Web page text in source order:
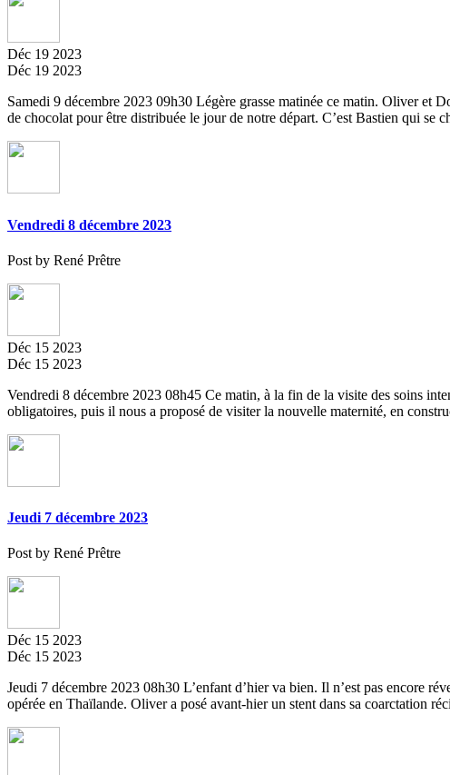
Déc 19 2023
Déc 19 2023
Samedi 9 décembre 2023 09h30 Légère grasse matinée ce matin. Oliver et
de chocolat pour être distribuée le jour de notre départ. C’est Bastien qui se
Vendredi 8 décembre 2023
Post by René Prêtre
Déc 15 2023
Déc 15 2023
Vendredi 8 décembre 2023 08h45 Ce matin, à la fin de la visite des soins
obligatoires, puis il nous a proposé de visiter la nouvelle maternité, en
Jeudi 7 décembre 2023
Post by René Prêtre
Déc 15 2023
Déc 15 2023
Jeudi 7 décembre 2023 08h30 L’enfant d’hier va bien. Il n’est pas encore
opérée en Thaïlande. Oliver a posé avant-hier un stent dans sa coarctation